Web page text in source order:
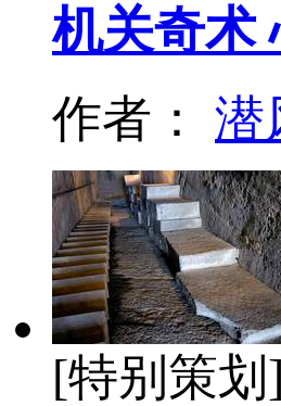
机关奇术
作者： 潜
[特别策划]